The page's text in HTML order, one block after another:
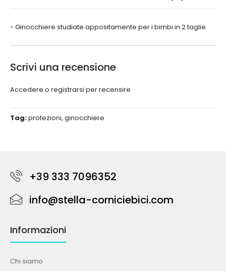
- Ginocchiere studiate appositamente per i bimbi in 2 taglie
Scrivi una recensione
Accedere o registrarsi per recensire
Tag:protezioni, ginocchiere
+39 333 7096352
info@stella-corniciebici.com
Informazioni
Chi siamo